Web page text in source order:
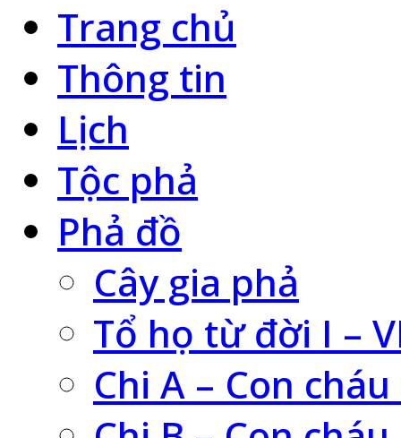
Trang chủ
Thông tin
Lịch
Tộc phả
Phả đồ
Cây gia phả
Tổ họ từ đời I –
Chi A – Con